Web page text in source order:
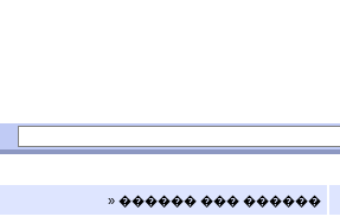
» ������ ��� ������